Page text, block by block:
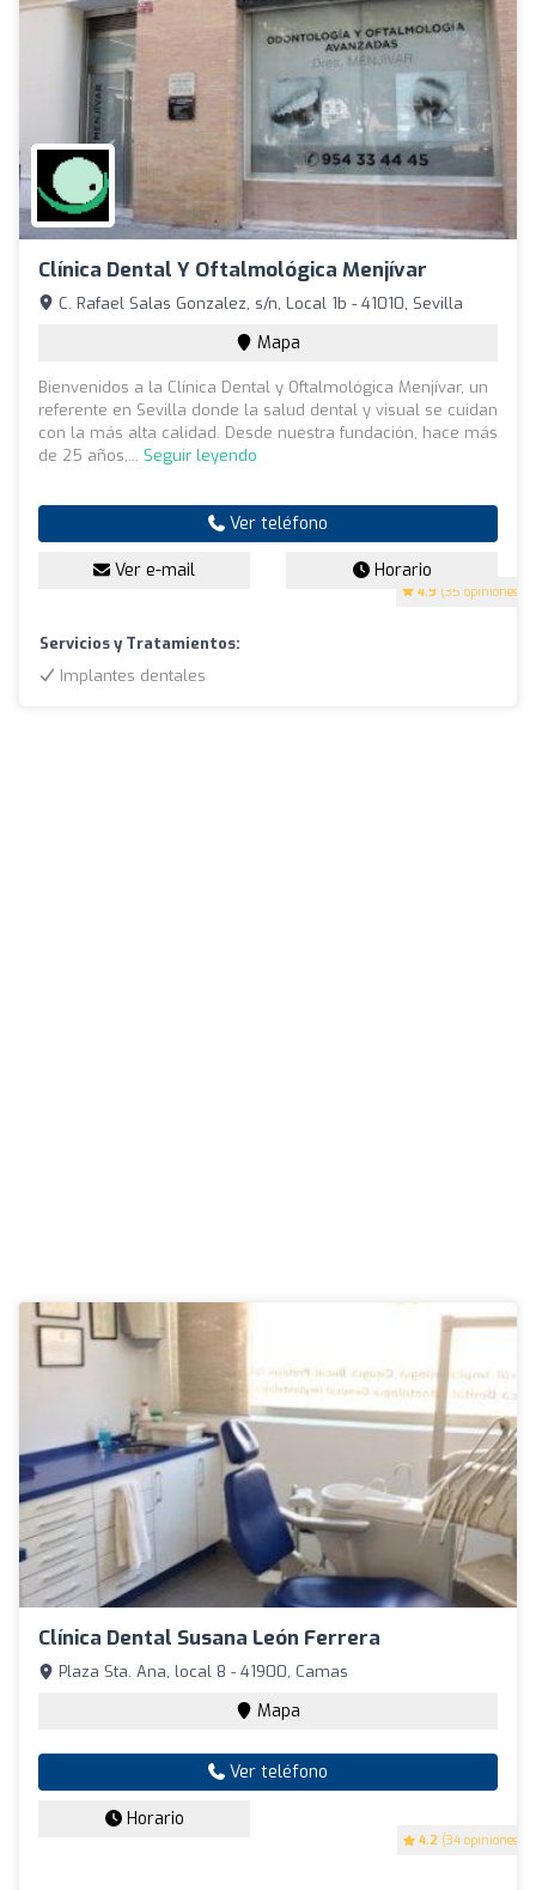
Clínica Dental Y Oftalmológica Menjívar
4.9 (35 opiniones)
C. Rafael Salas Gonzalez, s/n, Local 1b - 41010, Sevilla
Mapa
Bienvenidos a la Clínica Dental y Oftalmológica Menjívar, un
referente en Sevilla donde la salud dental y visual se cuidan
con la más alta calidad. Desde nuestra fundación, hace más
de 25 años,... Seguir leyendo
Ver teléfono
Ver e-mail Horario
Servicios y Tratamientos:
Implantes dentales
Clínica Dental Susana León Ferrera
4.2 (34 opiniones)
Plaza Sta. Ana, local 8 - 41900, Camas
Mapa
Ver teléfono
Horario